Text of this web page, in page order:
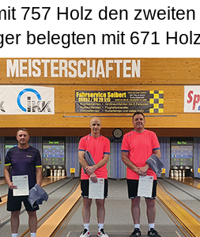
757 Holz den
belegten mit 671